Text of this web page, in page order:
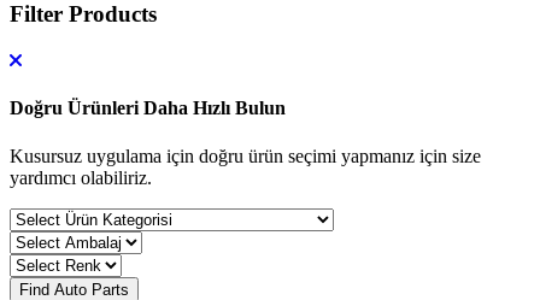
Filter Products
Doğru Ürünleri Daha Hızlı Bulun
Kusursuz uygulama için doğru ürün seçimi yapmanız için size
yardımcı olabiliriz.
Find Auto Parts